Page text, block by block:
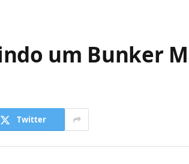
um Bunker
Twitter